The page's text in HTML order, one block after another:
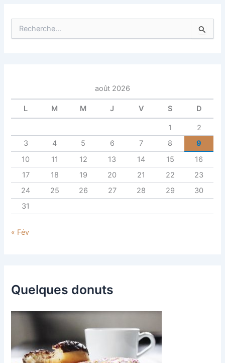
:
août 2026
L M M J V S D
1
2
3
4 5 6 7 8
9
10
11 12 13 14 15
16
17
18 19 20 21 22
23
24
25 26 27 28 29
30
31
« Fév
Quelques donuts